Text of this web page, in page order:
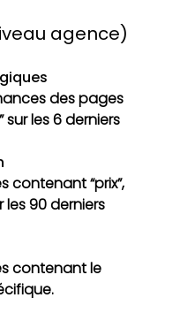
agence)
des pages
les 6 derniers
contenant “prix”,
les 90 derniers
contenant le